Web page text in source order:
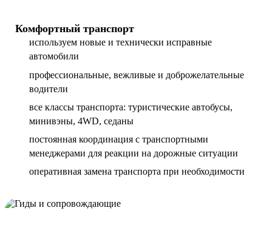
Комфортный транспорт
используем новые и технически исправные
автомобили
профессиональные, вежливые и доброжелательные
водители
все классы транспорта: туристические автобусы,
минивэны, 4WD, седаны
постоянная координация с транспортными
менеджерами для реакции на дорожные ситуации
оперативная замена транспорта при необходимости